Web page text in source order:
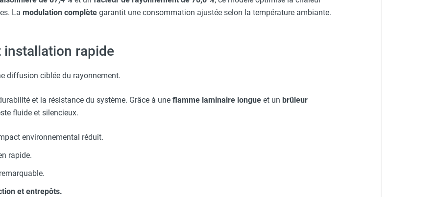
XXL - HUSQVARNA
La modulation complète garantit une consommation ajustée selon la température ambiante.
installation rapide
diffusion ciblée du rayonnement.
et la résistance du système. Grâce à une flamme laminaire longue et un brûleur
fluide et silencieux.
environnemental réduit.
rapide.
remarquable.
et entrepôts.